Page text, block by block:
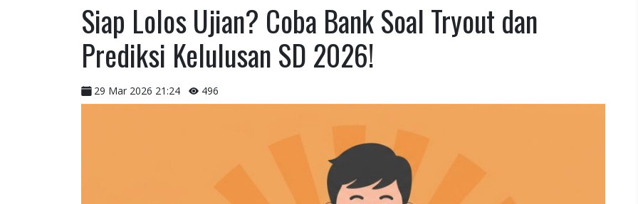
Siap Lolos Ujian? Coba Bank Soal Tryout dan
Prediksi Kelulusan SD 2026!
29 Mar 2026 21:24 496